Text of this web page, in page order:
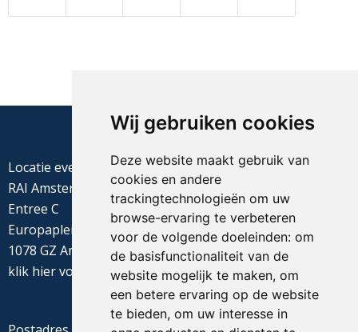
Wij gebruiken cookies
Deze website maakt gebruik van
cookies en andere
trackingtechnologieën om uw
browse-ervaring te verbeteren
voor de volgende doeleinden: om
de basisfunctionaliteit van de
website mogelijk te maken, om
een betere ervaring op de website
te bieden, om uw interesse in
Locatie evenement
RAI Amsterdam
Entree C
Europaplein 22
1078 GZ Amsterdam
klik hiervoor de routebeschrijving